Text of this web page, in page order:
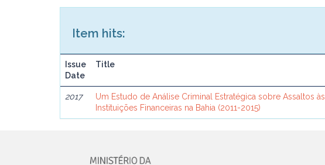
Item hits:
Issue
Date
Title
2017
Um Estudo de Análise Criminal Estratégica sobre Assaltos às
Instituições Financeiras na Bahia (2011-2015)